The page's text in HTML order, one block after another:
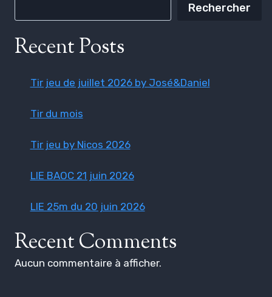
Rechercher
Recent Posts
Tir jeu de juillet 2026 by José&Daniel
Tir du mois
Tir jeu by Nicos 2026
LIE BAOC 21 juin 2026
LIE 25m du 20 juin 2026
Recent Comments
Aucun commentaire à afficher.